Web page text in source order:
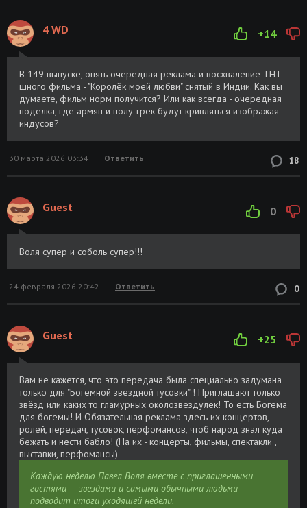
+14
4 WD
В 149 выпуске, опять очередная реклама и восхваление ТНТ-
шного фильма - "Королёк моей любви" снятый в Индии. Как вы
думаете, фильм норм получится? Или как всегда - очередная
поделка, где армян и полу-грек будут кривляться изображая
индусов?
18
30 марта 2026 03:34 Ответить
0
Guest
Воля супер и соболь супер!!!
0
24 февраля 2026 20:42 Ответить
+25
Guest
Вам не кажется, что это передача была специально задумана
только для "Богемной звездной тусовки" ! Приглашают только
звёзд или каких то гламурных околозвездулек! То есть Богема
для богемы! И Обязательная реклама здесь их концертов,
ролей, передач, тусовок, перфомансов, чтоб народ знал куда
бежать и нести бабло! (На их - концерты, фильмы, спектакли ,
выставки, перфомансы)
Каждую неделю Павел Воля вместе с приглашенными
гостями — звездами и самыми обычными людьми —
подводит итоги уходящей недели.